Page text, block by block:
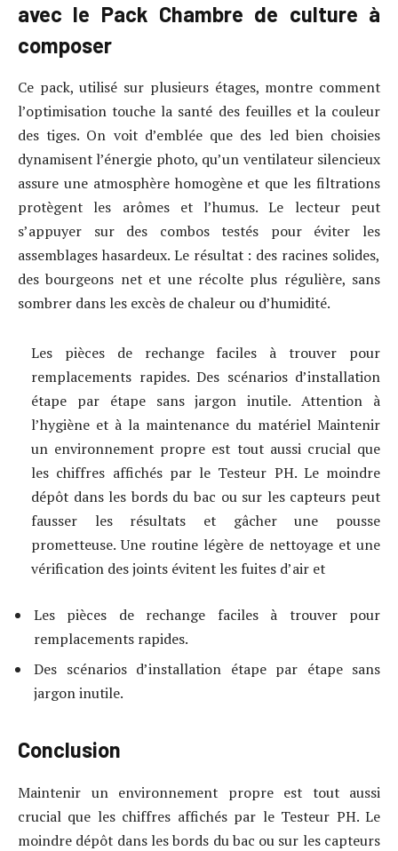
avec le Pack Chambre de culture à
composer
Ce pack, utilisé sur plusieurs étages, montre comment
l’optimisation touche la santé des feuilles et la couleur
des tiges. On voit d’emblée que des led bien choisies
dynamisent l’énergie photo, qu’un ventilateur silencieux
assure une atmosphère homogène et que les filtrations
protègent les arômes et l’humus. Le lecteur peut
s’appuyer sur des combos testés pour éviter les
assemblages hasardeux. Le résultat : des racines solides,
des bourgeons net et une récolte plus régulière, sans
sombrer dans les excès de chaleur ou d’humidité.
Les pièces de rechange faciles à trouver pour
remplacements rapides. Des scénarios d’installation
étape par étape sans jargon inutile. Attention à
l’hygiène et à la maintenance du matériel Maintenir
un environnement propre est tout aussi crucial que
les chiffres affichés par le Testeur PH. Le moindre
dépôt dans les bords du bac ou sur les capteurs peut
fausser les résultats et gâcher une pousse
prometteuse. Une routine légère de nettoyage et une
vérification des joints évitent les fuites d’air et
Les pièces de rechange faciles à trouver pour
remplacements rapides.
Des scénarios d’installation étape par étape sans
jargon inutile.
Conclusion
Maintenir un environnement propre est tout aussi
crucial que les chiffres affichés par le Testeur PH. Le
moindre dépôt dans les bords du bac ou sur les capteurs